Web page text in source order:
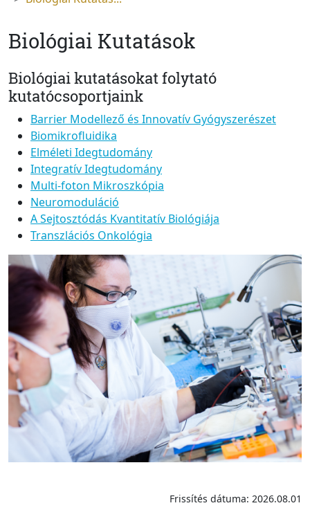
Biológiai Kutatások
Biológiai kutatásokat folytató
kutatócsoportjaink
Barrier Modellező és Innovatív Gyógyszerészet
Biomikrofluidika
Elméleti Idegtudomány
Integratív Idegtudomány
Multi-foton Mikroszkópia
Neuromoduláció
A Sejtosztódás Kvantitatív Biológiája
Transzlációs Onkológia
Frissítés dátuma: 2026.08.01